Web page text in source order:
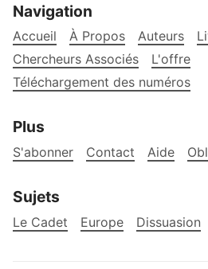
Navigation
Accueil À Propos Auteurs
Chercheurs Associés
L'offre
Téléchargement des numéros
Plus
S'abonner Contact Aide
Sujets
Le Cadet Europe Dissuasion